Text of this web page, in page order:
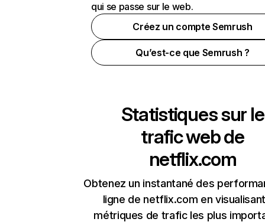
qui se passe sur le web.
Créez un compte Semrush
Qu’est-ce que Semrush ?
Statistiques sur le
trafic web de
netflix.com
Obtenez un instantané des
ligne de netflix.com en
métriques de trafic les plus